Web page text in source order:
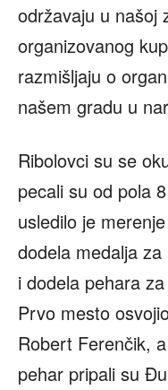
održavaju u našoj
organizovanog
razmišljaju o
našem gradu u
Ribolovci su se
pecali su od pola
usledilo je
dodela medalja
i dodela pehara
Prvo mesto
Robert Ferenčik,
pehar pripali su